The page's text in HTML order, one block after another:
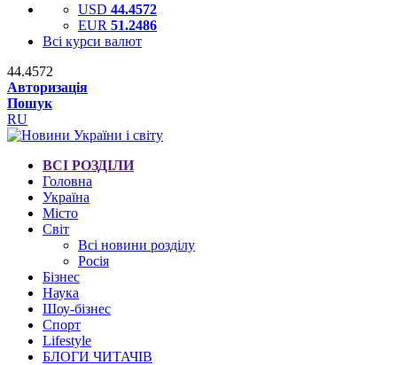
USD 44.4572
EUR 51.2486
Всі курси валют
44.4572
Авторизація
Пошук
RU
ВСІ РОЗДІЛИ
Головна
Україна
Місто
Світ
Всі новини розділу
Росія
Бізнес
Наука
Шоу-бізнес
Спорт
Lifestyle
БЛОГИ ЧИТАЧІВ